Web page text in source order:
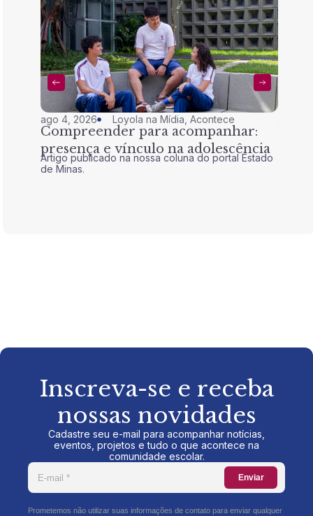
ago 4, 2026 Loyola na Mídia ,Acontece
Compreender para acompanhar:
presença e vínculo na adolescência
Artigo publicado na nossa coluna do portal Estado
de Minas.
Inscreva-se e receba
nossas novidades
Cadastre seu e-mail para acompanhar notícias,
eventos, projetos e tudo o que acontece na
comunidade escolar.
Enviar
Prometemos não utilizar suas informações de contato para enviar qualquer